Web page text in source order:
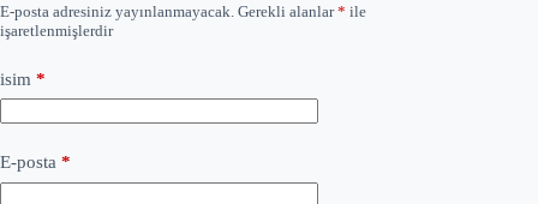
E-posta adresiniz yayınlanmayacak. Gerekli alanlar* ile
işaretlenmişlerdir
isim *
E-posta *